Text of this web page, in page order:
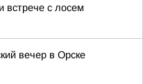
встрече с лосем
вечер в Орске